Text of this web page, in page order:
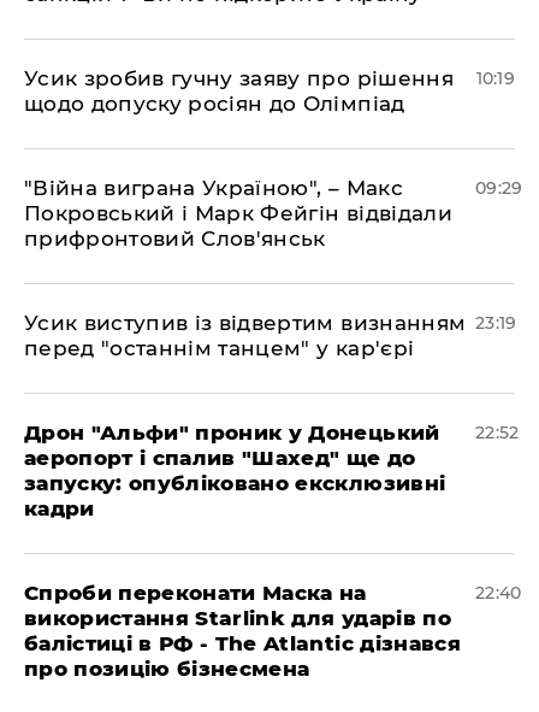
Усик зробив гучну заяву про рішення
щодо допуску росіян до Олімпіад
10:19
"Війна виграна Україною", – Макс
Покровський і Марк Фейгін відвідали
прифронтовий Слов'янськ
09:29
​Усик виступив із відвертим визнанням
перед "останнім танцем" у кар'єрі
23:19
​Дрон "Альфи" проник у Донецький
аеропорт і спалив "Шахед" ще до
запуску: опубліковано ексклюзивні
кадри
22:52
​Спроби переконати Маска на
використання Starlink для ударів по
балістиці в РФ - The Atlantic дізнався
про позицію бізнесмена
22:40